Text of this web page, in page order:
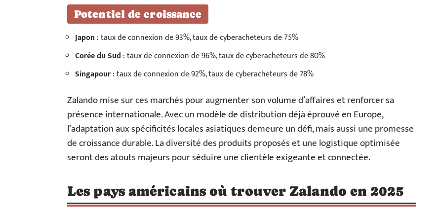
Potentiel de croissance
Japon : taux de connexion de 93%, taux de cyberacheteurs de 75%
Corée du Sud : taux de connexion de 96%, taux de cyberacheteurs de 80%
Singapour: taux de connexion de 92%, taux de cyberacheteurs de 78%
Zalando mise sur ces marchés pour augmenter son volume d’affaires et renforcer sa
présence internationale. Avec un modèle de distribution déjà éprouvé en Europe,
l’adaptation aux spécificités locales asiatiques demeure un défi, mais aussi une promesse
de croissance durable. La diversité des produits proposés et une logistique optimisée
seront des atouts majeurs pour séduire une clientèle exigeante et connectée.
Les pays américains où trouver Zalando en 2025